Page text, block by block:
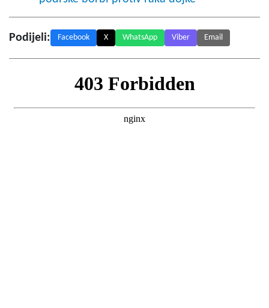
Podijeli: Facebook X WhatsApp Viber Email